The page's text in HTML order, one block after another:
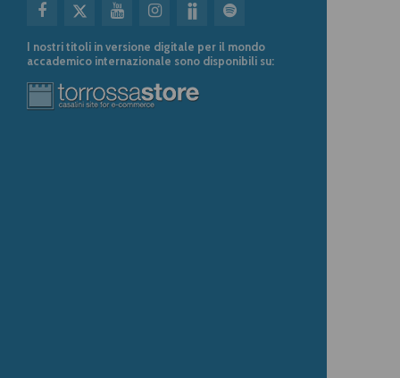
I nostri titoli in versione digitale per il mondo
accademico internazionale sono disponibili su: